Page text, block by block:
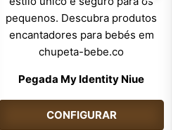
Pegada My Identity Niue
CONFIGURAR